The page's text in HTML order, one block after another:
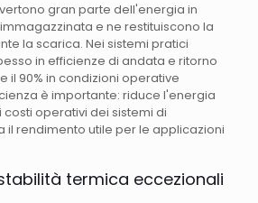
gran parte dell'energia in
e ne restituiscono la
la scarica. Nei sistemi pratici
in efficienze di andata e ritorno
il 90% in condizioni operative
è importante: riduce l'energia
operativi dei sistemi di
il rendimento utile per le applicazioni
termica eccezionali